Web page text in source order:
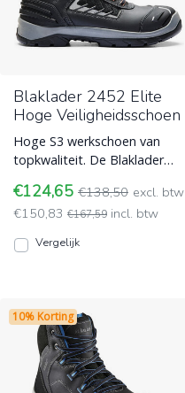
Blaklader 2452 Elite
Hoge Veiligheidsschoen
Hoge S3 werkschoen van
topkwaliteit. De Blaklader
bovenstuk, TPU verste
Blaklader
€124,65 €138,50 excl. btw
€150,83 €167,59 incl. btw
Vergelijk
10% Korting